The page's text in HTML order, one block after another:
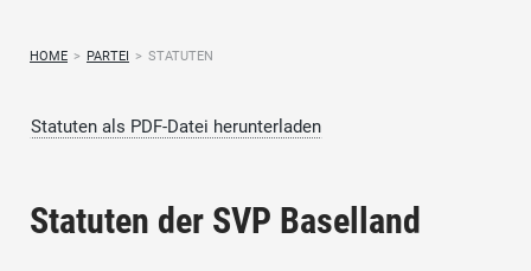
HOME > PARTEI > STATUTEN
Statuten als PDF-Datei herunterladen
Statuten der SVP Baselland